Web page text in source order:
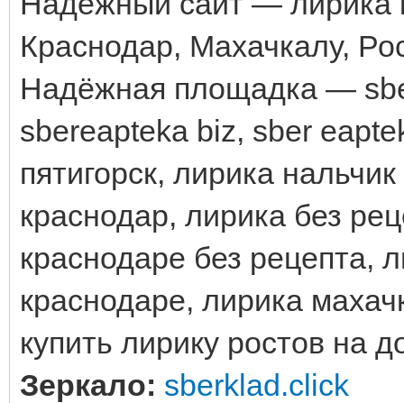
Краснодар, Махачкалу,
Надёжная площадка —
sbereapteka biz, sber
пятигорск, лирика
краснодар, лирика без
краснодаре без рецепта,
краснодаре, лирика
купить лирику ростов на
Зеркало: sberklad.click